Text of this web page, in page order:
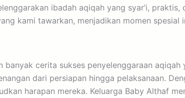
ibadah aqiqah yang syar’i,
kami tawarkan, menjadikan momen
cerita sukses penyelenggaraan
dari persiapan hingga pelaksanaan.
harapan mereka. Keluarga Baby Althaf